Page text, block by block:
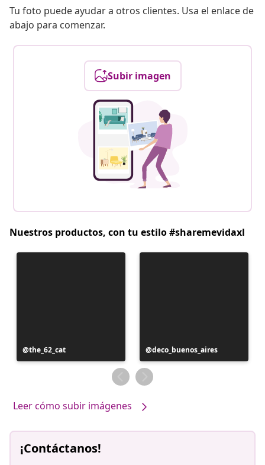
Tu foto puede ayudar a otros clientes. Usa el enlace de
abajo para comenzar.
Subir imagen
Nuestros productos, con tu estilo #sharemevidaxl
Publicación
realizada
the_62_cat
Publicación
realizada
por
deco_buenos_aires
Leer cómo subir imágenes
¡Contáctanos!